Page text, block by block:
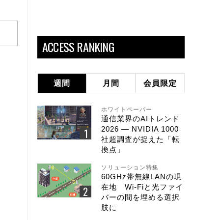
ACCESS RANKING
週間 月間 会員限定
ホワイトペーパー
通信業界のAIトレンド
2026 ― NVIDIA 1000
社超調査が捉えた「転
換点」
ソリューション特集
60GHz帯無線LANの現
在地 Wi-Fiと光ファイ
バーの間を埋める選択
肢に